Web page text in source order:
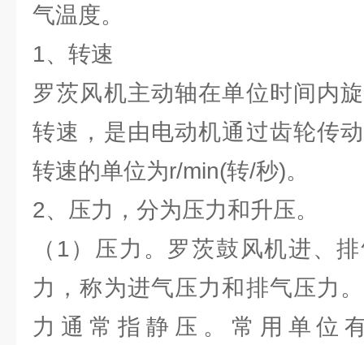
气温度。
1、转速
罗茨风机主动轴在单位时间内
转速，是由电动机通过齿轮传
转速的单位为r/min(转/秒)。
2、压力，分为压力和升压。
（1）压力。罗茨鼓风机进、
力，称为进气压力和排气压力
力通常指静压。常用单位